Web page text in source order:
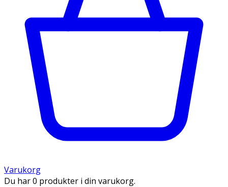
Varukorg
Du har 0 produkter i din varukorg.